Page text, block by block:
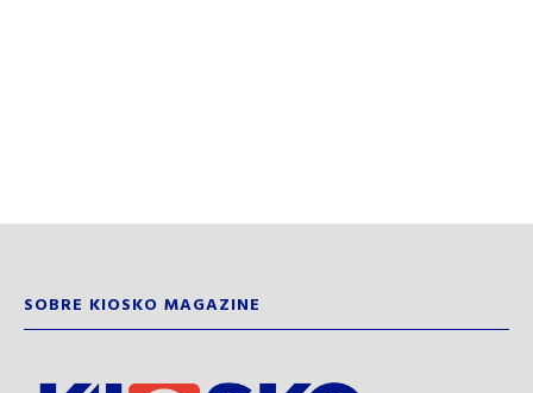
SOBRE KIOSKO MAGAZINE